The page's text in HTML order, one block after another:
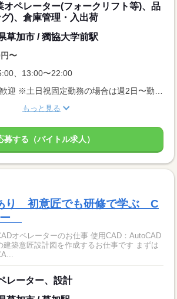
オペレーター(フォークリフト等)、品
)、倉庫管理・入出荷
草加市 / 獨協大学前駅
〜
、13:00〜22:00
もっと見る
募する（バイトル求人）
り 初意匠でも研修で学ぶ C
ー
オペレーターのお仕事 使用CAD：AutoCAD
建築意匠設計図を作成するお仕事です まずは
レーター、設計